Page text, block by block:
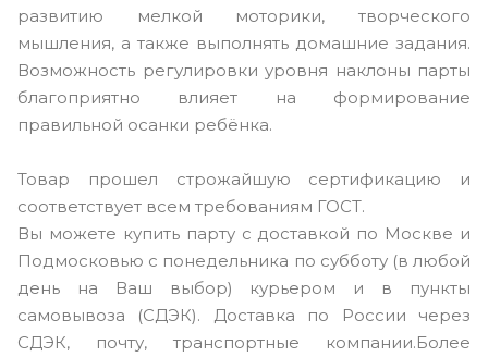
развитию мелкой моторики, творческого
мышления, а также выполнять домашние задания.
Возможность регулировки уровня наклоны парты
благоприятно влияет на формирование
правильной осанки ребёнка.
Товар прошел строжайшую сертификацию и
соответствует всем требованиям ГОСТ.
Вы можете купить парту с доставкой по Москве и
Подмосковью с понедельника по субботу (в любой
день на Ваш выбор) курьером и в пункты
самовывоза (СДЭК). Доставка по России через
СДЭК, почту, транспортные компании.Более